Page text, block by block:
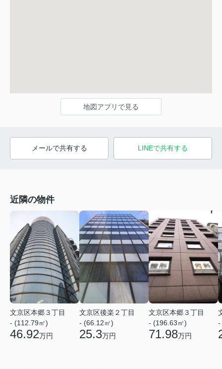
地図アプリで見る
メールで共有する LINEで共有する
近隣の物件
文京区本郷３丁目
- (112.79㎡)
46.92万円
文京区後楽２丁目
- (66.12㎡)
25.3万円
文京区本郷３丁目
- (196.63㎡)
71.98万円
-